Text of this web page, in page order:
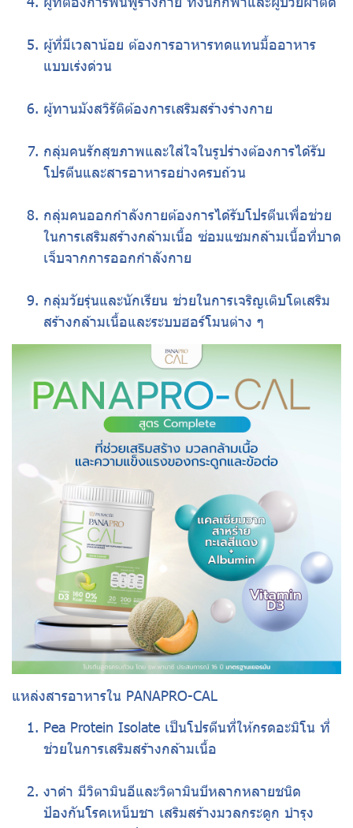
ผู้ที่มีเวลาน้อย ต้องการอาหารทดแทนมื้ออาหาร
แบบเร่งด่วน
ผู้ทานมังสวิรัติต้องการเสริมสร้างร่างกาย ‍️
กลุ่มคนรักสุขภาพและใส่ใจในรูปร่างต้องการได้รับ
โปรตีนและสารอาหารอย่างครบถ้วน
กลุ่มคนออกกำลังกายต้องการได้รับโปรตีนเพื่อช่วย
ในการเสริมสร้างกล้ามเนื้อ ซ่อมแซมกล้ามเนื้อที่บาด
เจ็บจากการออกกำลังกาย
กลุ่มวัยรุ่นและนักเรียน ช่วยในการเจริญเติบโตเสริม
สร้างกล้ามเนื้อและระบบฮอร์โมนต่าง ๆ
แหล่งสารอาหารใน PANAPRO-CAL
Pea Protein Isolate เป็นโปรตีนที่ให้กรดอะมิโน ที่
ช่วยในการเสริมสร้างกล้ามเนื้อ
งาดำ มีวิตามินอีและวิตามินบีหลากหลายชนิด
ป้องกันโรคเหน็บชา เสริมสร้างมวลกระดูก บำรุง